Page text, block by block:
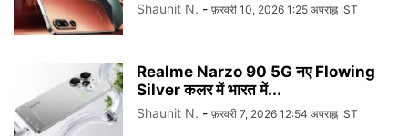
Shaunit N. - फ़रवरी 10, 2026 1:25 अपराह्न IST
Realme Narzo 90 5G नए Flowing
Silver कलर में भारत में...
Shaunit N. - फ़रवरी 7, 2026 12:54 अपराह्न IST